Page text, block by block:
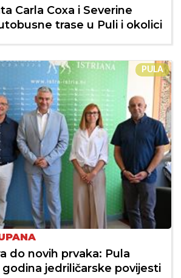
Carla Coxa i Severine
trase u Puli i okolici
PULA
do novih prvaka: Pula
godina jedriličarske povijesti